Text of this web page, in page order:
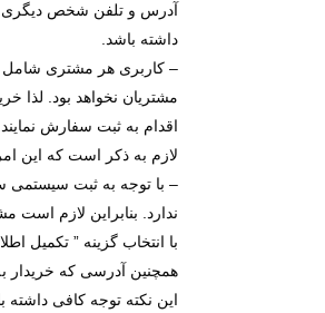
آدرس و تلفن شخص دیگری
داشته باشد.
– کاربری هر مشتری شامل
مشتریان نخواهد بود. لذا
اقدام به ثبت سفارش
لازم به ذکر است که این
– با توجه به ثبت سیستمی
ندارد. بنابراین لازم است
با انتخاب گزینه ” تکمیل
همچنین آدرسی که خریدار
این نکته توجه کافی داشته